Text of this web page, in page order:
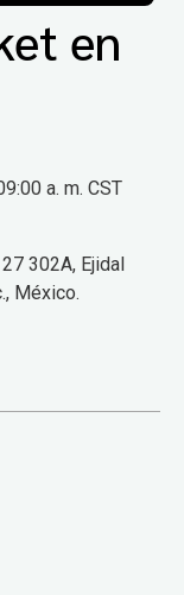
en
a. m. CST
302A, Ejidal
México.